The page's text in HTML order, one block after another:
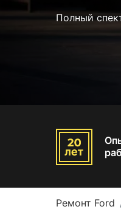
Полный
Ремонт Ford